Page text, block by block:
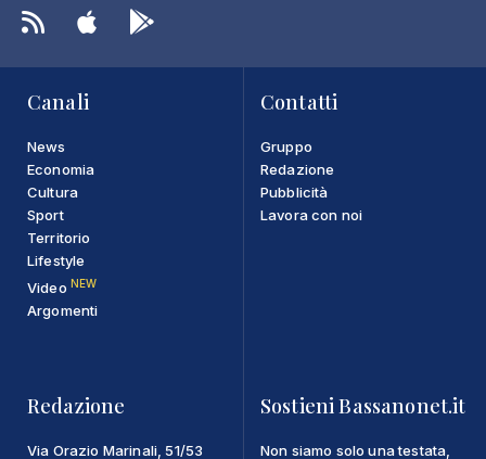
Canali
News
Economia
Cultura
Sport
Territorio
Lifestyle
Video NEW
Argomenti
Contatti
Gruppo
Redazione
Pubblicità
Lavora con noi
Redazione
Via Orazio Marinali, 51/53
Sostieni Bassanonet.it
Non siamo solo una testata,